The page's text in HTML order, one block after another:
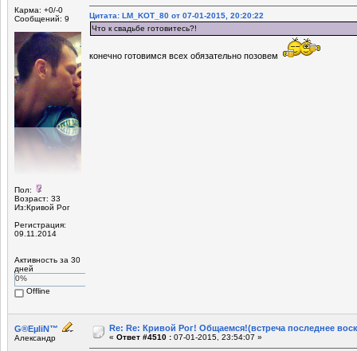
Карма: +0/-0
Сообщений: 9
Пол:
Возраст: 33
Из:Кривой Рог
Регистрация:
09.11.2014
Активность за 30
дней
0%
Offline
Цитата: LM_KOT_80 от 07-01-2015, 20:20:22
Что к свадьбе готовитесь?!
конечно готовимся всех обязательно позовем
G®EµliN™
Александр
Re: Re: Кривой Рог! Общаемся!(встреча последнее
« Ответ #4510 : 07-01-2015, 23:54:07 »